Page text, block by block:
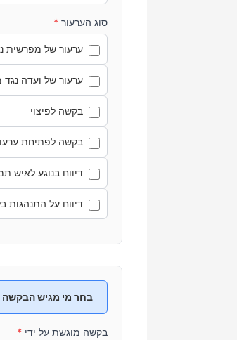
סוג הערעור *
ערעור של מפרשית
ערעור של ועדה
בקשה לפיצוי
בקשה לפתיחת
דיווח בנוגע לאיש
דיווח על התנהגות
בחר מי מגיש הבקשה
בקשה מוגשת על ידי *